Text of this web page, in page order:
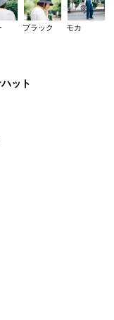
ブラック モカ
ット